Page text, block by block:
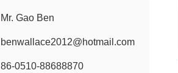
Mr. Gao Ben
benwallace2012@hotmail.com
86-0510-88688870